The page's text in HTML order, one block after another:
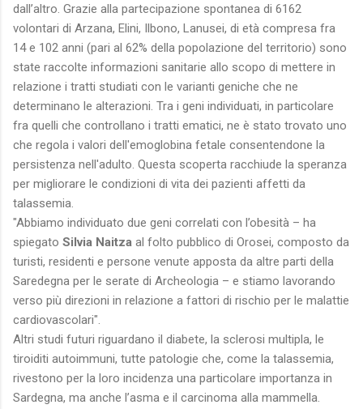
dall’altro. Grazie alla partecipazione spontanea di 6162
volontari di Arzana, Elini, Ilbono, Lanusei, di età compresa fra
14 e 102 anni (pari al 62% della popolazione del territorio) sono
state raccolte informazioni sanitarie allo scopo di mettere in
relazione i tratti studiati con le varianti geniche che ne
determinano le alterazioni. Tra i geni individuati, in particolare
fra quelli che controllano i tratti ematici, ne è stato trovato uno
che regola i valori dell'emoglobina fetale consentendone la
persistenza nell'adulto. Questa scoperta racchiude la speranza
per migliorare le condizioni di vita dei pazienti affetti da
talassemia.
"Abbiamo individuato due geni correlati con l’obesità – ha
spiegato Silvia Naitza al folto pubblico di Orosei, composto da
turisti, residenti e persone venute apposta da altre parti della
Saredegna per le serate di Archeologia – e stiamo lavorando
verso più direzioni in relazione a fattori di rischio per le malattie
cardiovascolari".
Altri studi futuri riguardano il diabete, la sclerosi multipla, le
tiroiditi autoimmuni, tutte patologie che, come la talassemia,
rivestono per la loro incidenza una particolare importanza in
Sardegna, ma anche l’asma e il carcinoma alla mammella.